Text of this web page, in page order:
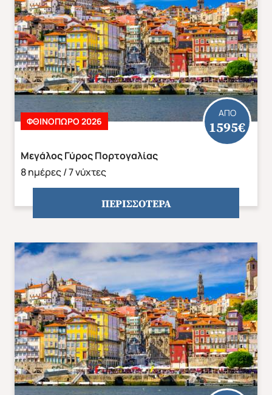
Αποδέχομαι τους όρους χρήσης
Μεγάλος Γύρος Πορτογαλίας
8 ημέρες / 7 νύχτες
ΑΠΟ
1595€
ΦΘΙΝΌΠΩΡΟ 2026
ΠΕΡΙΣΣΟΤΕΡΑ